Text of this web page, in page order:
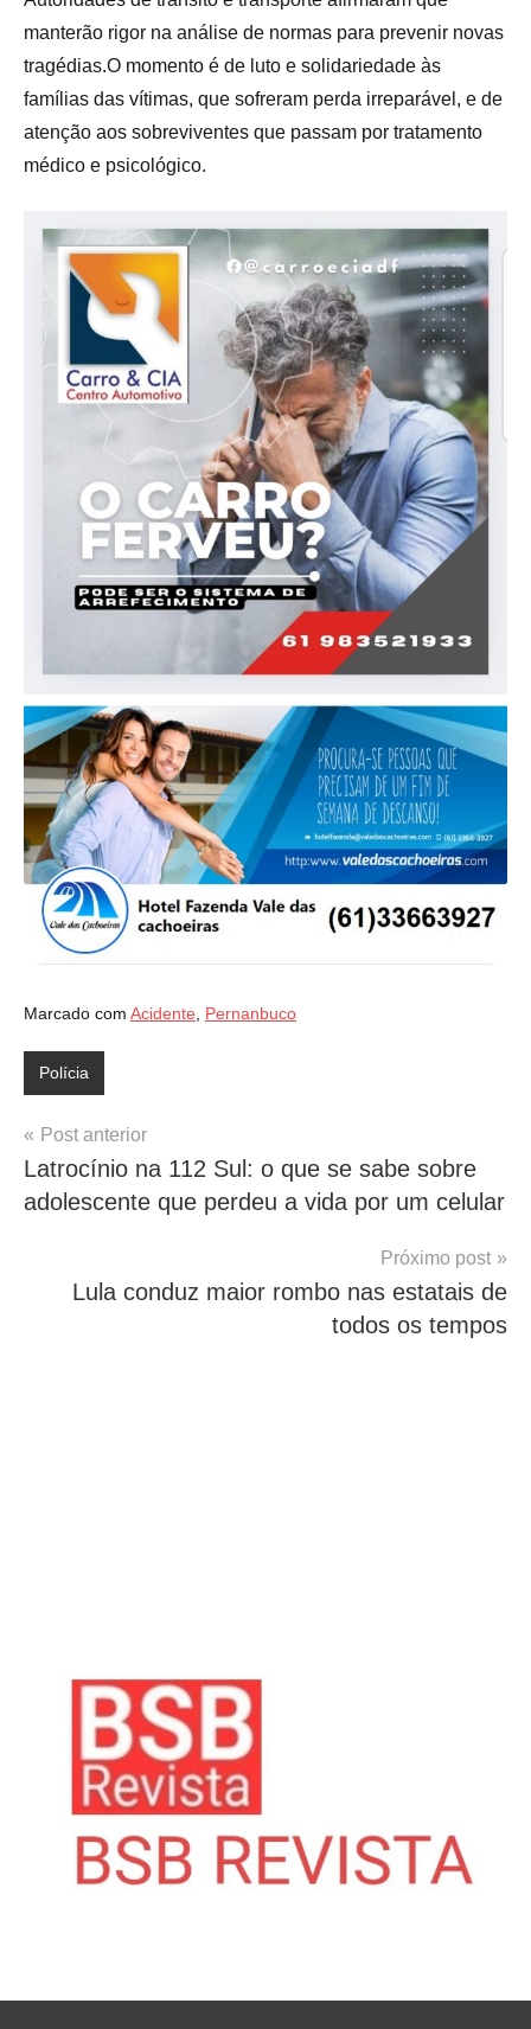
manterão rigor na análise de normas para prevenir novas
tragédias.O momento é de luto e solidariedade às
famílias das vítimas, que sofreram perda irreparável, e de
atenção aos sobreviventes que passam por tratamento
médico e psicológico.
Marcado com Acidente Pernanbuco
Polícia
Navegação
de
Post
Post anterior
Latrocínio na 112 Sul: o que se sabe sobre
adolescente que perdeu a vida por um celular
Próximo post
Lula conduz maior rombo nas estatais de
todos os tempos